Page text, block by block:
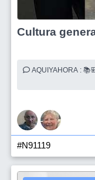
Cultura
#N91119